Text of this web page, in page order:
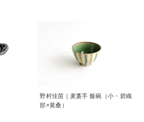
野村佳苗｜麦藁手 飯碗（小・碧織
部×黄桑）